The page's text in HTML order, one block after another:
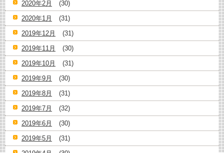
2020年2月
(30)
2020年1月
(31)
2019年12月
(31)
2019年11月
(30)
2019年10月
(31)
2019年9月
(30)
2019年8月
(31)
2019年7月
(32)
2019年6月
(30)
2019年5月
(31)